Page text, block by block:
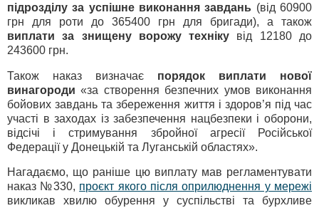
підрозділу за успішне виконання завдань (від 60900
грн для роти до 365400 грн для бригади), а також
виплати за знищену ворожу техніку від 12180 до
243600 грн.
Також наказ визначає порядок виплати нової
винагороди «за створення безпечних умов виконання
бойових завдань та збереження життя і здоров’я під час
участі в заходах із забезпечення нацбезпеки і оборони,
відсічі і стримування збройної агресії Російської
Федерації у Донецькій та Луганській областях».
Нагадаємо, що раніше цю виплату мав регламентувати
наказ №330, проєкт якого після оприлюднення у мережі
викликав хвилю обурення у суспільстві та бурхливе